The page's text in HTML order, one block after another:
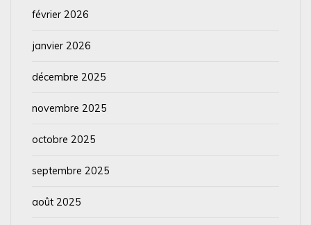
février 2026
janvier 2026
décembre 2025
novembre 2025
octobre 2025
septembre 2025
août 2025